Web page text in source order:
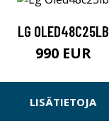
LG OLED48C25LB
990 EUR
LISÄTIETOJA